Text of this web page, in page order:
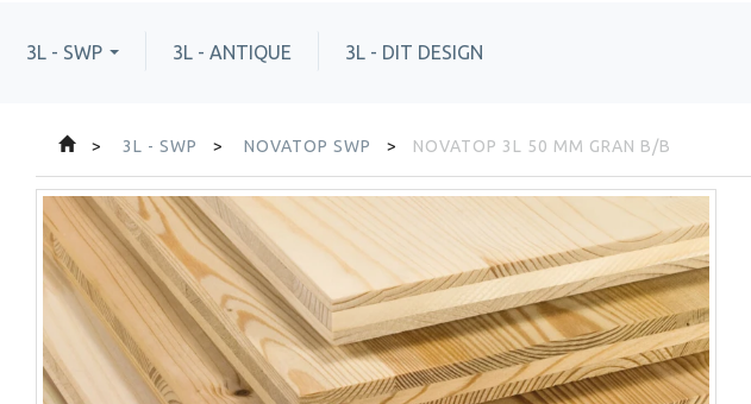
3L - SWP 3L - ANTIQUE 3L - DIT DESIGN
3L - SWP NOVATOP SWP NOVATOP 3L 50 MM GRAN B/B